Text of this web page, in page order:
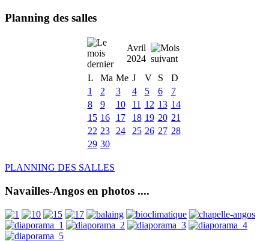
Planning des salles
Avril
2024
L
Ma Me J V S
D
1
2 3 4 5 6
7
8
9 10 11 12 13 14
15 16 17 18 19 20 21
22 23 24 25 26 27 28
29 30
PLANNING DES SALLES
Navailles-Angos en photos ....